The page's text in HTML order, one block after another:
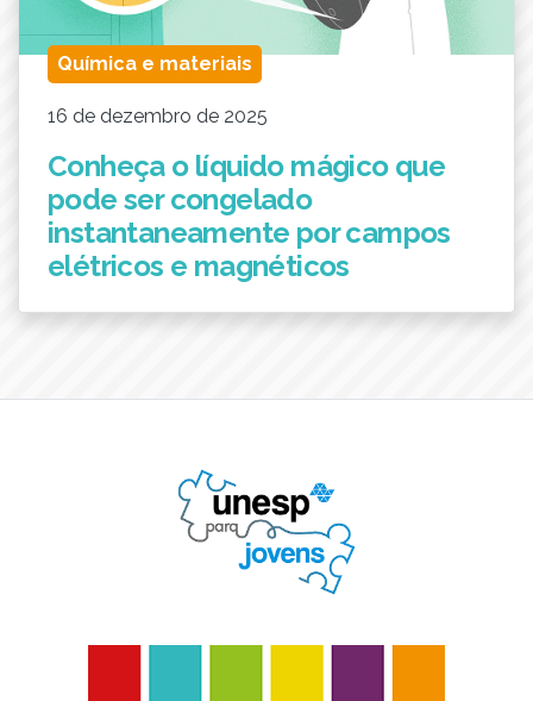
Química e materiais
16 de dezembro de 2025
Conheça o líquido mágico que
pode ser congelado
instantaneamente por campos
elétricos e magnéticos